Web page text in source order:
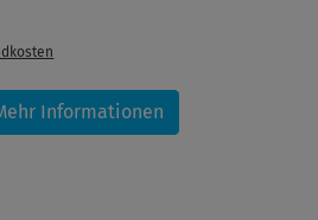
Informationen